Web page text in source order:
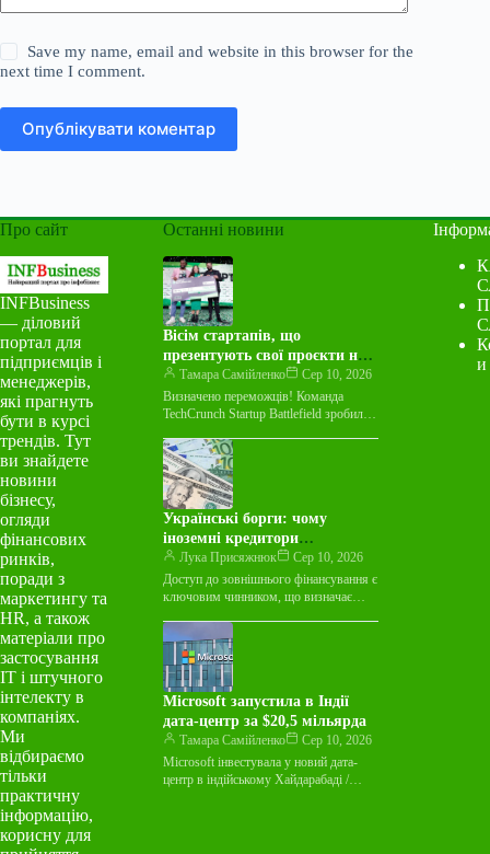
Save my name, email and website in this browser for the
next time I comment.
Опублікувати коментар
Про сайт
INFBusiness
— діловий
портал для
підприємців і
менеджерів,
які прагнуть
бути в курсі
трендів. Тут
ви знайдете
новини
бізнесу,
огляди
фінансових
ринків,
поради з
маркетингу та
HR, а також
матеріали про
застосування
ІТ і штучного
інтелекту в
компаніях.
Ми
відбираємо
тільки
практичну
інформацію,
корисну для
Останні новини
Вісім стартапів, що
презентують свої проєкти на
Startup Battlefield Australia
Тамара Самійленко
Сер 10, 2026
Визначено переможців! Команда
TechCrunch Startup Battlefield зробила
стартапів здобули право виступити на
сцені Startup Battlefield під…
Українські борги: чому
іноземні кредитори
виставляють космічні ставки
Лука Присяжнюк
Сер 10, 2026
Доступ до зовнішнього фінансування є
ключовим чинником, що визначає
інвестувати у виробництво. Як
повідомив народний депутат, голова…
Microsoft запустила в Індії
дата-центр за $20,5 мільярда
Тамара Самійленко
Сер 10, 2026
Microsoft інвестувала у новий дата-
центр в індійському Хайдарабаді /
и